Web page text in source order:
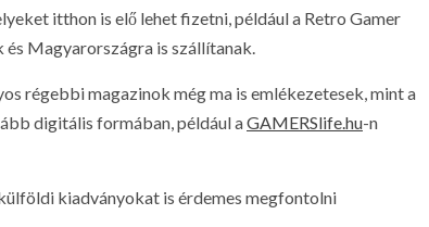
itthon is elő lehet fizetni, például a Retro Gamer
Magyarországra is szállítanak.
régebbi magazinok még ma is emlékezetesek, mint a
digitális formában, például aGAMERSlife.hu-n
kiadványokat is érdemes megfontolni